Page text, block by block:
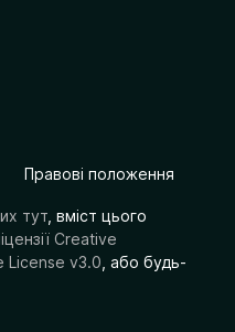
Правові положення
тут , вміст цього
Creative
License v3.0 , або будь-